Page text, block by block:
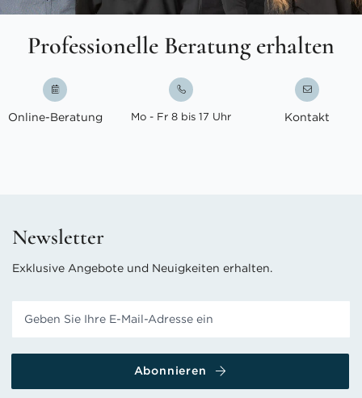
Professionelle Beratung erhalten
Online-Beratung Mo - Fr 8 bis 17 Uhr Kontakt
Newsletter
Exklusive Angebote und Neuigkeiten erhalten.
Abonnieren